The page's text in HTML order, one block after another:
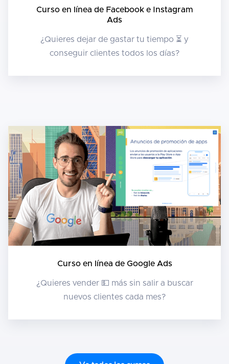
Curso en línea de Facebook e Instagram
Ads
¿Quieres dejar de gastar tu tiempo ⏳ y
conseguir clientes todos los días?
Curso en línea de Google Ads
¿Quieres vender 💵 más sin salir a buscar
nuevos clientes cada mes?